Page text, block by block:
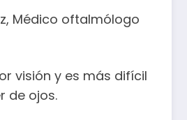
Médico oftalmólogo
visión y es más difícil
de ojos.